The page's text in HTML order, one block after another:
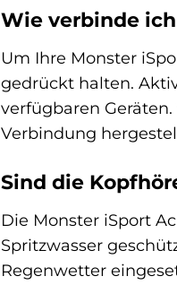
Wie verbinde
Um Ihre Monster
gedrückt halten.
verfügbaren
Verbindung
Sind die
Die Monster iSport
Spritzwasser
Regenwetter